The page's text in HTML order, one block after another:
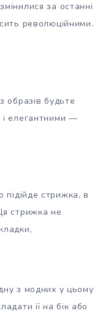
за останні
революційними.
образів будьте
і елегантними —
стрижка, в
стрижка не
з модних у цьому
її на бік або